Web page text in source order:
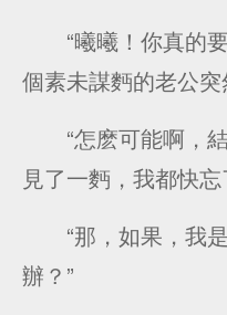
“曦曦！你真的
個素未謀麪的老公突
“怎麽可能啊，
見了一麪，我都快
“那，如果，我
辦？”